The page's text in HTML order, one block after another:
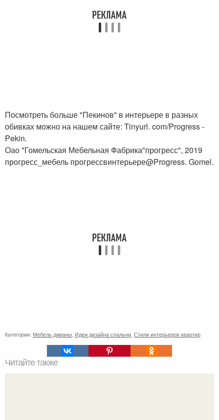
Посмотреть больше "Пекинов" в интерьере в разных
обивках можно на нашем сайте: Tinyurl. com/Progress -
Pekin.
Оао "Гомельская Мебельная Фабрика"прогресс", 2019
прогресс_мебель прогрессвинтерьере@Progress. Gomel.
Категории: Мебель диваны Идеи дизайна спальни Стили интерьеров квартир
Читайте также